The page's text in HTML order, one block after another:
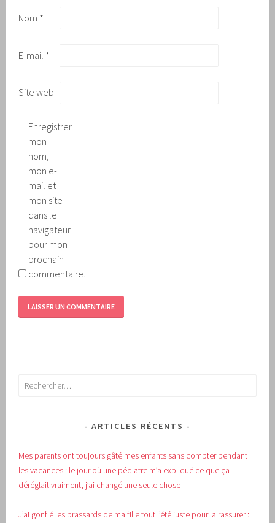
Nom *
E-mail *
Site web
Enregistrer
mon
nom,
mon e-
mail et
mon site
dans le
navigateur
pour mon
prochain
commentaire.
Rechercher :
ARTICLES RÉCENTS
Mes parents ont toujours gâté mes enfants sans compter pendant
les vacances : le jour où une pédiatre m’a expliqué ce que ça
déréglait vraiment, j’ai changé une seule chose
J’ai gonflé les brassards de ma fille tout l’été juste pour la rassurer :